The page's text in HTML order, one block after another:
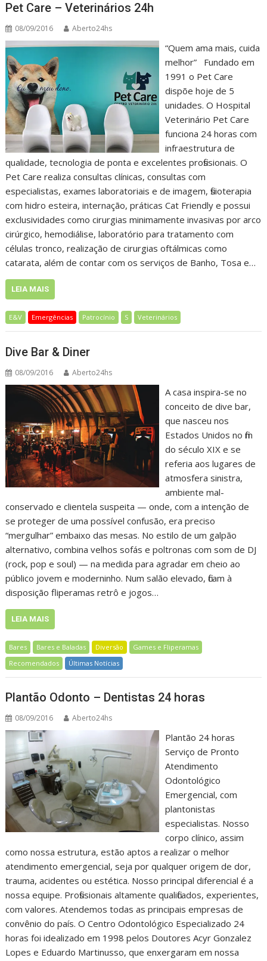
Pet Care – Veterinários 24h
08/09/2016 Aberto24hs
“Quem ama mais, cuida
melhor” Fundado em
1991 o Pet Care
dispõe hoje de 5
unidades. O Hospital
Veterinário Pet Care
funciona 24 horas com
infraestrutura de
qualidade, tecnologia de ponta e excelentes profissionais. O
Pet Care realiza consultas clínicas, consultas com
especialistas, exames laboratoriais e de imagem, fisioterapia
com hidro esteira, internação, práticas Cat Friendly e possui
exclusividades como cirurgias minimamente invasivas por arco
cirúrgico, hemodiálise, laboratório para tratamento com
células tronco, realização de cirurgias oftálmicas como
catarata, além de contar com os serviços de Banho, Tosa e…
LEIA MAIS
E&V Emergências Patrocínio S Veterinários
Dive Bar & Diner
08/09/2016 Aberto24hs
A casa inspira-se no
conceito de dive bar,
que nasceu nos
Estados Unidos no fim
do século XIX e se
referia aos lugares de
atmosfera sinistra,
ambiente mal-
conservado e clientela suspeita — onde, com a intenção de
se proteger de uma possível confusão, era preciso
“mergulhar” embaixo das mesas. No estilo de um galpão
alternativo, combina velhos sofás e poltronas com som de DJ
(rock, pop e soul) — na medida para agradar em cheio ao
público jovem e moderninho. Num salão elevado, ficam à
disposição fliperamas retrô e jogos…
LEIA MAIS
Bares Bares e Baladas Diversão
Games e Fliperamas
Recomendados
Últimas Notícias
Plantão Odonto – Dentistas 24 horas
08/09/2016 Aberto24hs
Plantão 24 horas
Serviço de Pronto
Atendimento
Odontológico
Emergencial, com
plantonistas
especialistas. Nosso
corpo clínico, assim
como nossa estrutura, estão aptos a realizar o melhor
atendimento emergencial, seja por qualquer origem de dor,
trauma, acidentes ou estética. Nosso principal diferencial é a
nossa equipe. Profissionais altamente qualificados, experientes,
com valores. Atendemos todas as principais empresas de
convênio do país. O Centro Odontológico Especializado 24
horas foi idealizado em 1998 pelos Doutores Acyr Gonzalez
Lopes e Eduardo Martinusso, que enxergaram em nossa